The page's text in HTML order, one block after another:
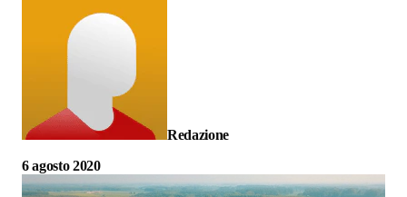
Redazione
6 agosto 2020